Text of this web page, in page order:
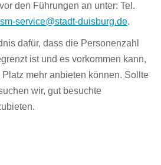
den Führungen an unter: Tel.
service@stadt-duisburg.de.
dafür, dass die Personenzahl
ist und es vorkommen kann,
mehr anbieten können. Sollte
wir, gut besuchte